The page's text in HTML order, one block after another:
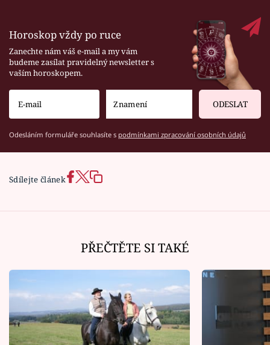
Horoskop vždy po ruce
Zanechte nám váš e-mail a my vám
budeme zasílat pravidelný newsletter s
vaším horoskopem.
ODESLAT
Odesláním formuláře souhlasíte s podmínkami zpracování osobních údajů
Sdílejte článek
PŘEČTĚTE SI TAKÉ